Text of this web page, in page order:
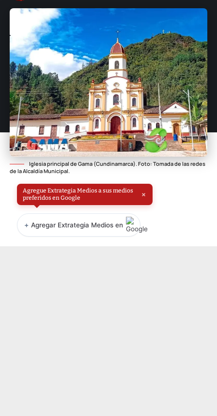
Iglesia principal de Gama (Cundinamarca). Foto: Tomada de las redes
de la Alcaldía Municipal.
Agregue Extrategia Medios a sus medios
preferidos en Google
×
+ Agregar Extrategia Medios en